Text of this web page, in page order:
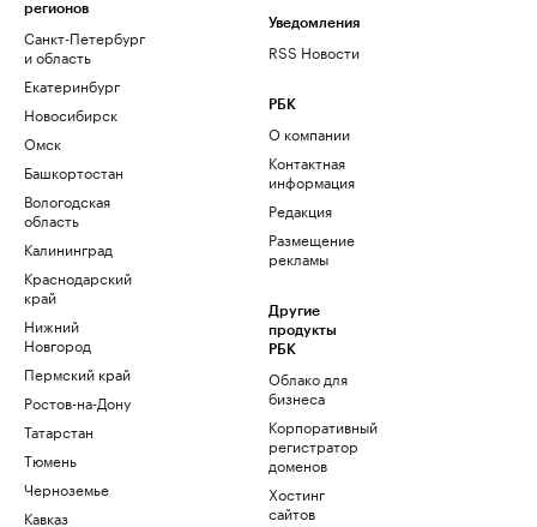
регионов
Санкт-Петербург
и область
Екатеринбург
Новосибирск
Омск
Башкортостан
Вологодская
область
Калининград
Краснодарский
край
Нижний
Новгород
Пермский край
Ростов-на-Дону
Татарстан
Тюмень
Черноземье
Кавказ
Уведомления
RSS Новости
РБК
О компании
Контактная
информация
Редакция
Размещение
рекламы
Другие
продукты
РБК
Облако для
бизнеса
Корпоративный
регистратор
доменов
Хостинг
сайтов